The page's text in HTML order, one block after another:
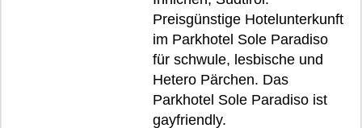
Preisgünstige Hotelunterkunft
im Parkhotel Sole Paradiso
für schwule, lesbische und
Hetero Pärchen. Das
Parkhotel Sole Paradiso ist
gayfriendly.